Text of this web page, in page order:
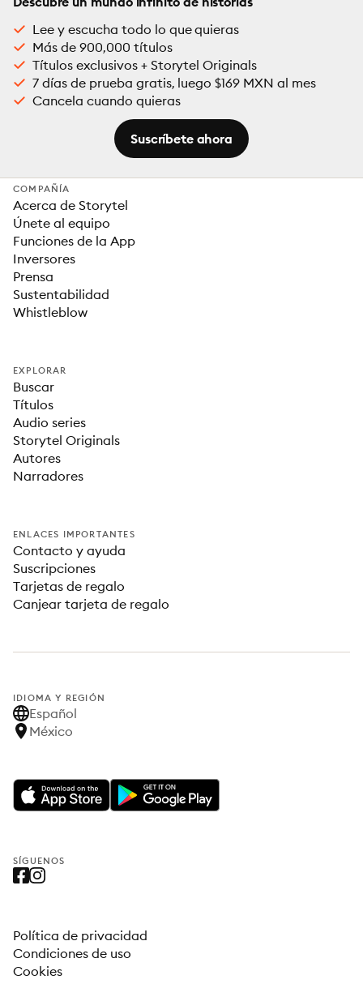
Lee y escucha todo lo que quieras
Más de 900,000 títulos
Títulos exclusivos + Storytel Originals
7 días de prueba gratis, luego $169 MXN al mes
Cancela cuando quieras
Suscríbete ahora
COMPAÑÍA
Acerca de Storytel
Únete al equipo
Funciones de la App
Inversores
Prensa
Sustentabilidad
Whistleblow
EXPLORAR
Buscar
Títulos
Audio series
Storytel Originals
Autores
Narradores
ENLACES IMPORTANTES
Contacto y ayuda
Suscripciones
Tarjetas de regalo
Canjear tarjeta de regalo
IDIOMA Y REGIÓN
Español
México
SÍGUENOS
Política de privacidad
Condiciones de uso
Cookies